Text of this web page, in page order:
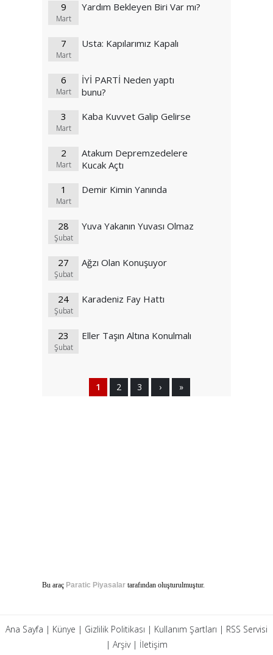
9
Mart
Yardım Bekleyen Biri Var mı?
7
Mart
Usta: Kapılarımız Kapalı
6
Mart
İYİ PARTİ Neden yaptı
bunu?
3
Mart
Kaba Kuvvet Galip Gelirse
2
Mart
Atakum Depremzedelere
Kucak Açtı
1
Mart
Demir Kimin Yanında
28
Şubat
Yuva Yakanın Yuvası Olmaz
27
Şubat
Ağzı Olan Konuşuyor
24
Şubat
Karadeniz Fay Hattı
23
Şubat
Eller Taşın Altına Konulmalı
1 2 3 › »
Bu araç Paratic Piyasalar tarafından oluşturulmuştur.
Ana Sayfa | Künye | Gizlilik Politikası | Kullanım Şartları | RSS Servisi
| Arşiv| İletişim